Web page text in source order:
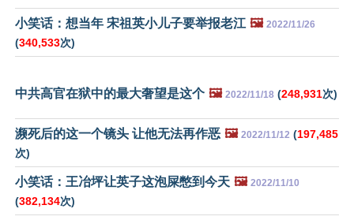
小笑话：想当年 宋祖英小儿子要举报老江 🖼️ 2022/11/26
(340,533次)
中共高官在狱中的最大奢望是这个 🖼️ 2022/11/18 (248,931次)
濒死后的这一个镜头 让他无法再作恶 🖼️ 2022/11/12 (197,485
次)
小笑话：王冶坪让英子这泡屎憋到今天 🖼️ 2022/11/10
(382,134次)